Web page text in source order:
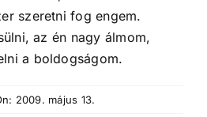
szeretni fog engem.
az én nagy álmom,
a boldogságom.
2009. május 13.